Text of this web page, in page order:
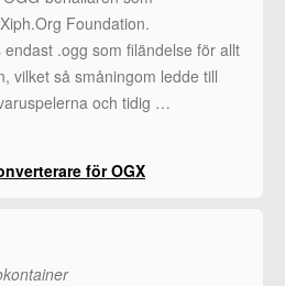
Foundation.
.ogg som filändelse för allt
vilket så småningom ledde till
och tidig …
för OGX